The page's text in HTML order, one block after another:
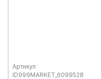
Артикул:
ID999MARKET_6099528